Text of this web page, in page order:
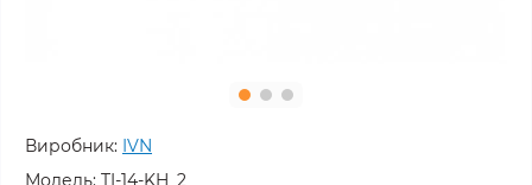
Виробник: IVN
Модель: TI-14-KH_2